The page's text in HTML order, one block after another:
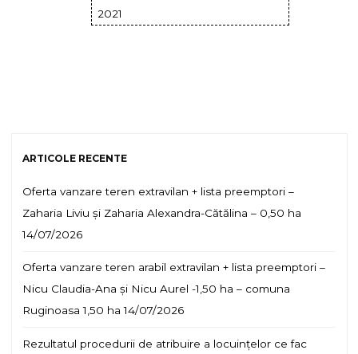
2021
ARTICOLE RECENTE
Oferta vanzare teren extravilan + lista preemptori –
Zaharia Liviu și Zaharia Alexandra-Cătălina – 0,50 ha
14/07/2026
Oferta vanzare teren arabil extravilan + lista preemptori –
Nicu Claudia-Ana și Nicu Aurel -1,50 ha – comuna
Ruginoasa 1,50 ha 14/07/2026
Rezultatul procedurii de atribuire a locuințelor ce fac